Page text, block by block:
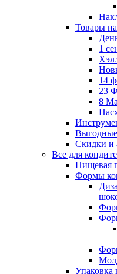
Товары
1
14
23
8
Скидки и
Все для
Пищевая
Формы
Упаковка